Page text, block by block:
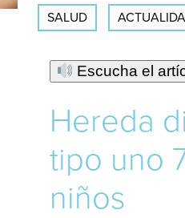
SALUD
Escucha el
Hereda
tipo uno
niños